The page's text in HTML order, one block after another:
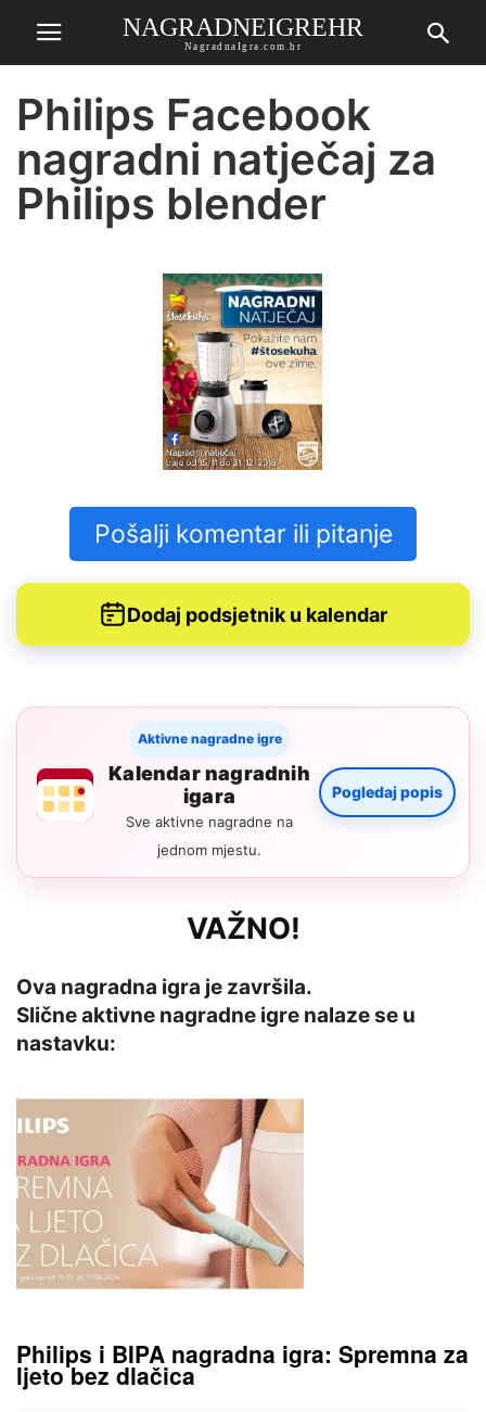
NAGRADNEIGREHR
NagradnaIgra.com.hr
Philips Facebook
nagradni natječaj za
Philips blender
Pošalji komentar ili pitanje
Dodaj podsjetnik u kalendar
Aktivne nagradne igre
Kalendar nagradnih
igara
Sve aktivne nagradne na
jednom mjestu.
Pogledaj popis
VAŽNO!
Ova nagradna igra je završila.
Slične aktivne nagradne igre nalaze se u
nastavku:
Philips i BIPA nagradna igra: Spremna za
ljeto bez dlačica